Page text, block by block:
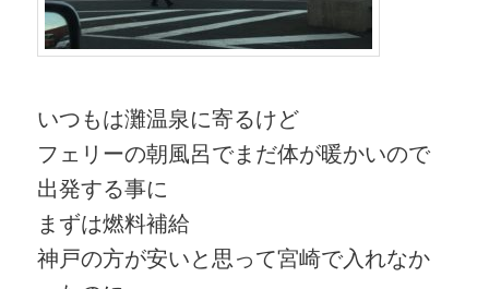
いつもは灘温泉に寄るけど
フェリーの朝風呂でまだ体が暖かいので
出発する事に
まずは燃料補給
神戸の方が安いと思って宮崎で入れなか